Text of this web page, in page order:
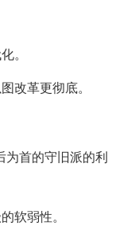
。
改革更彻底。
为首的守旧派的利
软弱性。